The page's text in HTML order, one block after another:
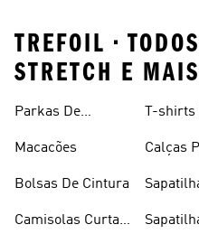
TREFOIL •
STRETCH E
Parkas De
Macacões
Bolsas De Cintura
Camisolas Curtas
T-
Calças